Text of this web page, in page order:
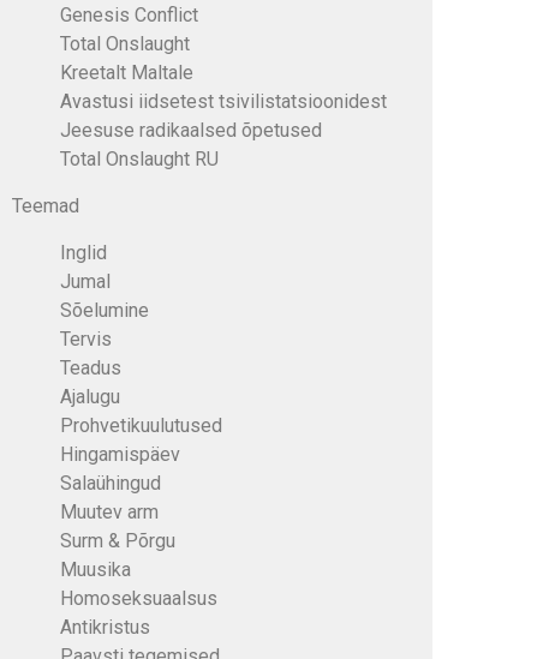
Genesis Conflict
Total Onslaught
Kreetalt Maltale
Avastusi iidsetest tsivilistatsioonidest
Jeesuse radikaalsed õpetused
Total Onslaught RU
Teemad
Inglid
Jumal
Sõelumine
Tervis
Teadus
Ajalugu
Prohvetikuulutused
Hingamispäev
Salaühingud
Muutev arm
Surm & Põrgu
Muusika
Homoseksuaalsus
Antikristus